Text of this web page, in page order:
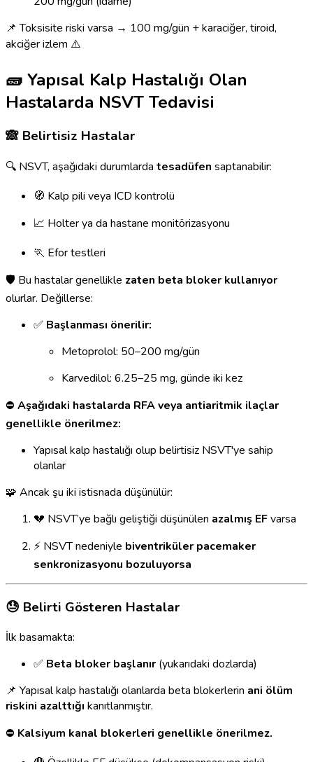
📌 Toksisite riski varsa → 100 mg/gün + karaciğer, tiroid,
akciğer izlem ⚠️
🧱 Yapısal Kalp Hastalığı Olan
Hastalarda NSVT Tedavisi
🙈 Belirtisiz Hastalar
🔍 NSVT, aşağıdaki durumlarda tesadüfen saptanabilir:
🧭 Kalp pili veya ICD kontrolü
📈 Holter ya da hastane monitörizasyonu
🏃 Efor testleri
🛡️ Bu hastalar genellikle zaten beta bloker kullanıyor
olurlar. Değillerse:
✅ Başlanması önerilir:
Metoprolol: 50–200 mg/gün
Karvedilol: 6.25–25 mg, günde iki kez
⛔ Aşağıdaki hastalarda RFA veya antiaritmik ilaçlar
genellikle önerilmez:
Yapısal kalp hastalığı olup belirtisiz NSVT'ye sahip
olanlar
🧩 Ancak şu iki istisnada düşünülür:
💔 NSVT’ye bağlı geliştiği düşünülen azalmış EFvarsa
⚡ NSVT nedeniyle biventriküler pacemaker
senkronizasyonu bozuluyorsa
😓 Belirti Gösteren Hastalar
İlk basamakta:
✅ Beta bloker başlanır (yukarıdaki dozlarda)
📌 Yapısal kalp hastalığı olanlarda beta blokerlerin ani ölüm
riskini azalttığı kanıtlanmıştır.
⛔ Kalsiyum kanal blokerleri genellikle önerilmez.